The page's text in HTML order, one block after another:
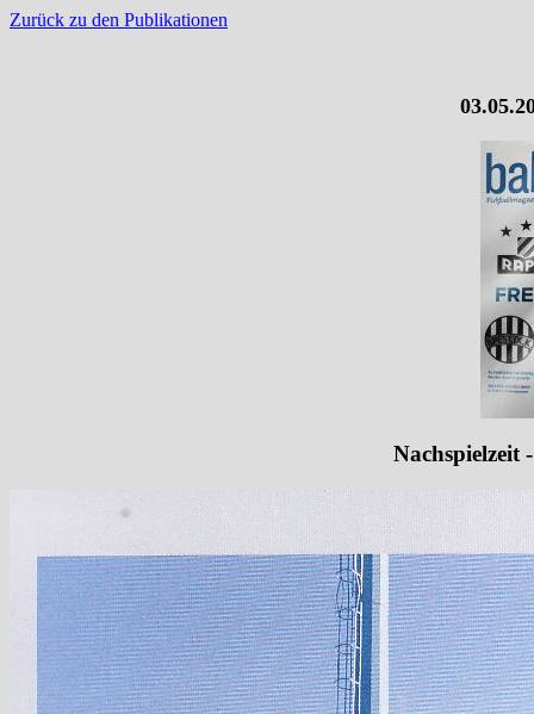
Zurück zu den Publikationen
Nachspielzeit